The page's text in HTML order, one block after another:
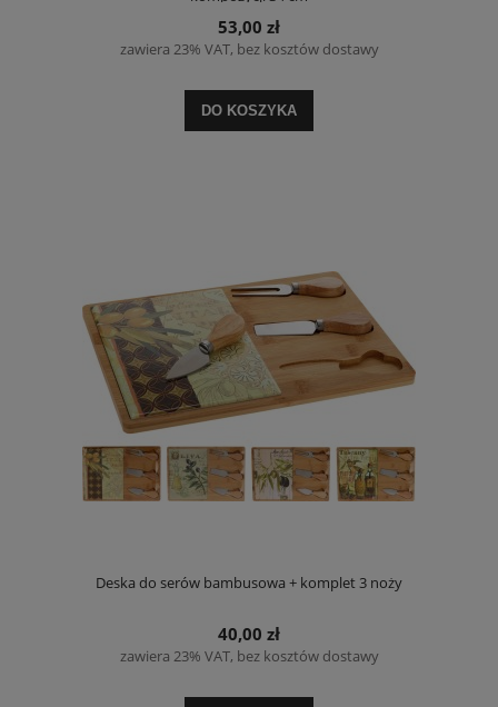
53,00 zł
zawiera 23% VAT, bez kosztów dostawy
DO KOSZYKA
Deska do serów bambusowa + komplet 3 noży
40,00 zł
zawiera 23% VAT, bez kosztów dostawy